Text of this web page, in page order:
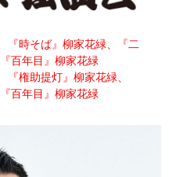
『時そば』柳家花緑、『二
百年目』柳家花緑
『権助提灯』柳家花緑、
百年目』柳家花緑